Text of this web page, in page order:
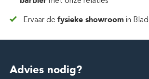
Ervaar de fysieke showroom in
Advies nodig?